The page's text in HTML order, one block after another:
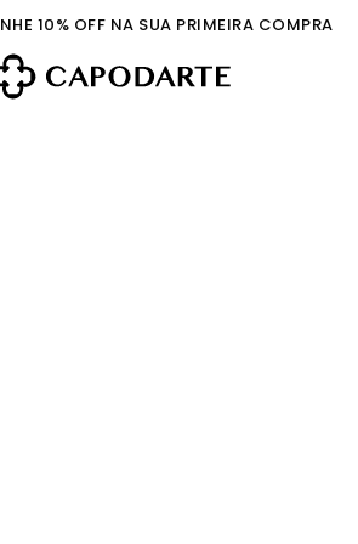
10% OFF NA SUA PRIMEIRA COMPRA